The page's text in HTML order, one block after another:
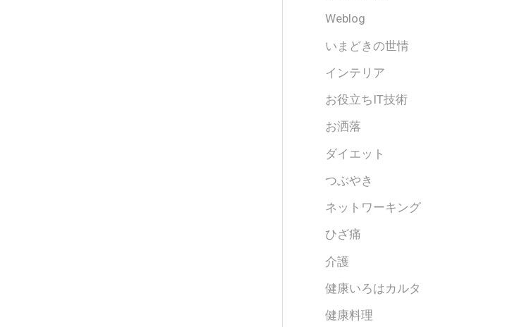
Weblog
いまどきの世情
インテリア
お役立ちIT技術
お洒落
ダイエット
つぶやき
ネットワーキング
ひざ痛
介護
健康いろはカルタ
健康料理